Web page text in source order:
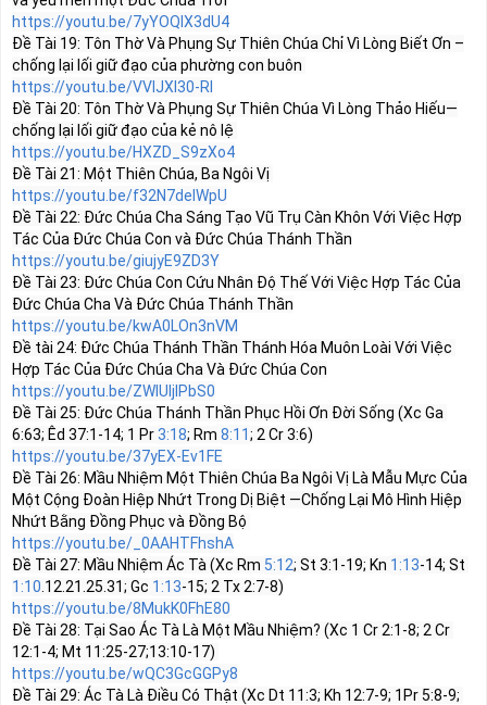
https://youtu.be/7yYOQIX3dU4
Đề Tài 19: Tôn Thờ Và Phụng Sự Thiên Chúa Chỉ Vì Lòng Biết Ơn –
https://youtu.be/VVIJXl30-RI
Đề Tài 20: Tôn Thờ Và Phụng Sự Thiên Chúa Vì Lòng Thảo Hiếu—
https://youtu.be/HXZD_S9zXo4
https://youtu.be/f32N7deIWpU
Đề Tài 22: Đức Chúa Cha Sáng Tạo Vũ Trụ Càn Khôn Với Việc Hợp
https://youtu.be/giujyE9ZD3Y
Đề Tài 23: Đức Chúa Con Cứu Nhân Độ Thế Với Việc Hợp Tác Của
https://youtu.be/kwA0LOn3nVM
Đề tài 24: Đức Chúa Thánh Thần Thánh Hóa Muôn Loài Với Việc
https://youtu.be/ZWlUljlPbS0
Đề Tài 25: Đức Chúa Thánh Thần Phục Hồi Ơn Đời Sống (Xc Ga
6:63; Êd 37:1-14; 1 Pr 3:18; Rm 8:11
https://youtu.be/37yEX-Ev1FE
Đề Tài 26: Mầu Nhiệm Một Thiên Chúa Ba Ngôi Vị Là Mẫu Mực Của
Một Cộng Đoàn Hiệp Nhứt Trong Dị Biệt —Chống Lại Mô Hình Hiệp
https://youtu.be/_0AAHTFhshA
Đề Tài 27: Mầu Nhiệm Ác Tà (Xc Rm 5:12; St 3:1-19; Kn 1:13-14; St
1:10 .12.21.25.31; Gc 1:13
https://youtu.be/8MukK0FhE80
Đề Tài 28: Tại Sao Ác Tà Là Một Mầu Nhiệm? (Xc 1 Cr 2:1-8; 2 Cr
12:1-4; Mt 11:25-27;13:10
https://youtu.be/wQC3GcGGPy8
Đề Tài 29: Ác Tà Là Điều Có Thật (Xc Dt 11:3; Kh 12:7-9; 1Pr 5:8-9;